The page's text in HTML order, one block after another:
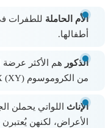
الأم الحاملة
أطفالها.
الذكور هم الأكثر عرضة
من الكروموسوم X (XY).
الإناث اللواتي يحملن
الأعراض، لكنهن يُعتبرن